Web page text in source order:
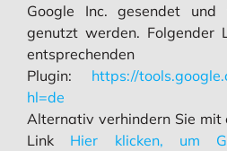
Google Inc. gesendet
genutzt werden. Folgender
entsprechenden
Plugin: https://
hl=de
Alternativ verhindern Sie mit
Link Hier klicken, um